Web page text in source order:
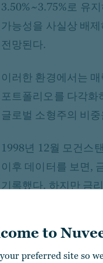
to
preferred site so
3.50%~3.75%로 유
가능성을 사실상 배
전망된다.
이러한 환경에서는
포트폴리오를 다각화
글로벌 소형주의 비
1998년 12월 모건스
이후 데이터를 보면,
기록했다. 하지만 금
더욱 두드러진다. 10
미국에서도 소형주